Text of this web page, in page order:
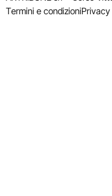
Termini e condizioni